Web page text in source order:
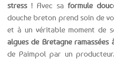
stress! Avec sa formule
douche breton prend soin de
et à un véritable moment de
algues de Bretagne ramassées
de Paimpol par un